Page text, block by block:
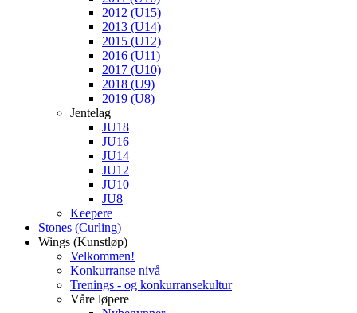
2012 (U15)
2013 (U14)
2015 (U12)
2016 (U11)
2017 (U10)
2018 (U9)
2019 (U8)
Jentelag
JU18
JU16
JU14
JU12
JU10
JU8
Keepere
Stones (Curling)
Wings (Kunstløp)
Velkommen!
Konkurranse nivå
Trenings - og konkurransekultur
Våre løpere